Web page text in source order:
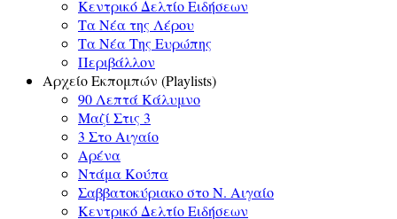
Κεντρικό Δελτίο Ειδήσεων
Τα Νέα της Λέρου
Τα Νέα Της Ευρώπης
Περιβάλλον
Αρχείο Εκπομπών (Playlists)
90 Λεπτά Κάλυμνο
Μαζί Στις 3
3 Στο Αιγαίο
Αρένα
Ντάμα Κούπα
Σαββατοκύριακο στο Ν. Αιγαίο
Κεντρικό Δελτίο Ειδήσεων